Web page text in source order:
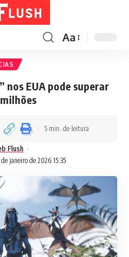
Aa
nos EUA pode superar
janeiro de 2026 15:35
Flush
5 min. de leitura